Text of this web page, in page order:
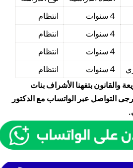
4 سنوات
انتظام
4 سنوات
انتظام
4 سنوات
انتظام
4 سنوات
انتظام
والقانون بتفهنا الأشراف بنات
التواصل عبر الواتساب مع الدكتور